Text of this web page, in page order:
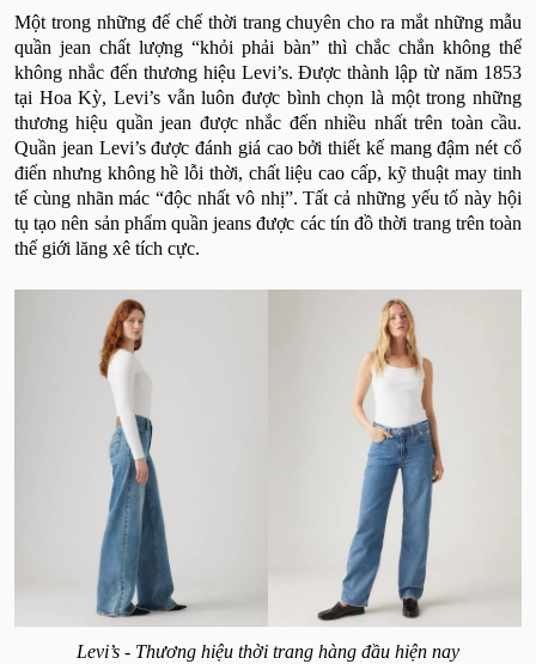
Một trong những đế chế thời trang chuyên cho ra mắt những mẫu
quần jean chất lượng “khỏi phải bàn” thì chắc chắn không thể
không nhắc đến thương hiệu Levi’s. Được thành lập từ năm 1853
tại Hoa Kỳ, Levi’s vẫn luôn được bình chọn là một trong những
thương hiệu quần jean được nhắc đến nhiều nhất trên toàn cầu.
Quần jean Levi’s được đánh giá cao bởi thiết kế mang đậm nét cổ
điển nhưng không hề lỗi thời, chất liệu cao cấp, kỹ thuật may tinh
tế cùng nhãn mác “độc nhất vô nhị”. Tất cả những yếu tố này hội
tụ tạo nên sản phẩm quần jeans được các tín đồ thời trang trên toàn
thế giới lăng xê tích cực.
Levi’s - Thương hiệu thời trang hàng đầu hiện nay